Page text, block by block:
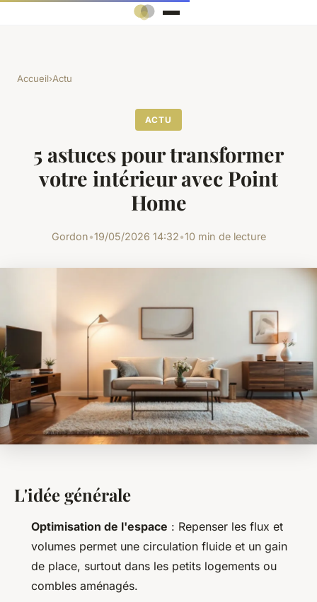
Accueil›Actu
ACTU
5 astuces pour transformer
votre intérieur avec Point
Home
Gordon•19/05/2026 14:32•10 min de lecture
L'idée générale
Optimisation de l'espace : Repenser les flux et
volumes permet une circulation fluide et un gain
de place, surtout dans les petits logements ou
combles aménagés.